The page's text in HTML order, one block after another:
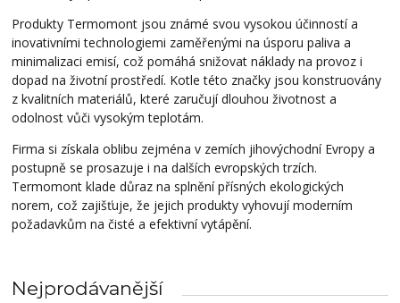
Produkty Termomont jsou známé svou vysokou účinností a
inovativními technologiemi zaměřenými na úsporu paliva a
minimalizaci emisí, což pomáhá snižovat náklady na provoz i
dopad na životní prostředí. Kotle této značky jsou konstruovány
z kvalitních materiálů, které zaručují dlouhou životnost a
odolnost vůči vysokým teplotám.
Firma si získala oblibu zejména v zemích jihovýchodní Evropy a
postupně se prosazuje i na dalších evropských trzích.
Termomont klade důraz na splnění přísných ekologických
norem, což zajišťuje, že jejich produkty vyhovují moderním
požadavkům na čisté a efektivní vytápění.
Nejprodávanější